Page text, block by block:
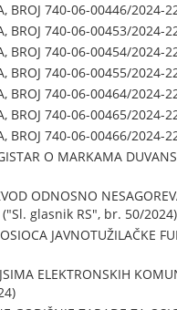
BROJ 740-06-00446/
BROJ 740-06-00453/
BROJ 740-06-00454/
BROJ 740-06-00455/
BROJ 740-06-00464/
BROJ 740-06-00465/
BROJ 740-06-00466/
O MARKAMA
ODNOSNO
("Sl. glasnik RS", br. 50/2024)
JAVNOTUŽILAČKE
ELEKTRONSKIH